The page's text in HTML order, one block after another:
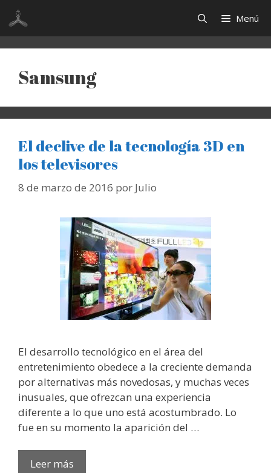
Saltar
contenido
Menú
Samsung
El declive de la tecnología 3D en
los televisores
8 de marzo de 2016 por Julio
El desarrollo tecnológico en el área del
entretenimiento obedece a la creciente demanda
por alternativas más novedosas, y muchas veces
inusuales, que ofrezcan una experiencia
diferente a lo que uno está acostumbrado. Lo
fue en su momento la aparición del …
Leer más